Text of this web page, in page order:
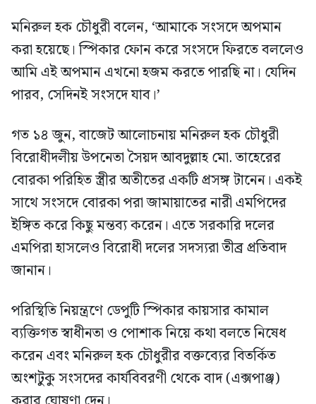
মনিরুল হক চৌধুরী বলেন, ‘আমাকে সংসদে অপমান
করা হয়েছে। স্পিকার ফোন করে সংসদে ফিরতে বললেও
আমি এই অপমান এখনো হজম করতে পারছি না। যেদিন
পারব, সেদিনই সংসদে যাব।’
গত ১৪ জুন, বাজেট আলোচনায় মনিরুল হক চৌধুরী
বিরোধীদলীয় উপনেতা সৈয়দ আবদুল্লাহ মো. তাহেরের
বোরকা পরিহিত স্ত্রীর অতীতের একটি প্রসঙ্গ টানেন। একই
সাথে সংসদে বোরকা পরা জামায়াতের নারী এমপিদের
ইঙ্গিত করে কিছু মন্তব্য করেন। এতে সরকারি দলের
এমপিরা হাসলেও বিরোধী দলের সদস্যরা তীব্র প্রতিবাদ
জানান।
পরিস্থিতি নিয়ন্ত্রণে ডেপুটি স্পিকার কায়সার কামাল
ব্যক্তিগত স্বাধীনতা ও পোশাক নিয়ে কথা বলতে নিষেধ
করেন এবং মনিরুল হক চৌধুরীর বক্তব্যের বিতর্কিত
অংশটুকু সংসদের কার্যবিবরণী থেকে বাদ (এক্সপাঞ্জ)